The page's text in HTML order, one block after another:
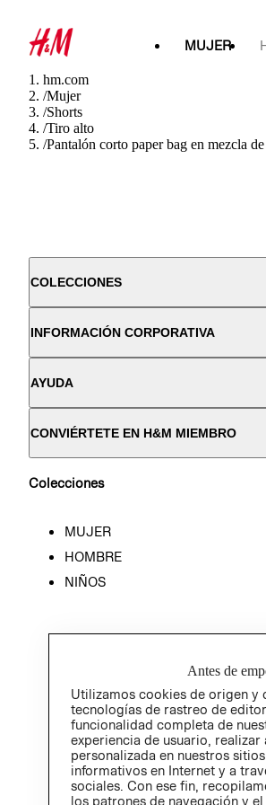
MUJER
hm.com
/Mujer
/Shorts
/Tiro alto
/Pantalón corto paper bag en mezcla
COLECCIONES
INFORMACIÓN CORPORATIVA
AYUDA
CONVIÉRTETE EN H&M MIEMBRO
Colecciones
MUJER
HOMBRE
NIÑOS
Antes de
Utilizamos cookies de origen y
tecnologías de rastreo de
funcionalidad completa de
experiencia de usuario,
personalizada en nuestros
informativos en Internet y a
sociales. Con ese fin,
los patrones de navegación y